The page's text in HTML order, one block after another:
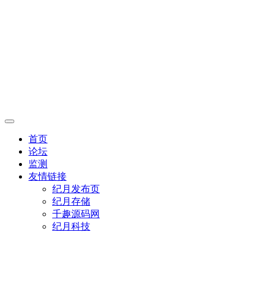
首页
论坛
监测
友情链接
纪月发布页
纪月存储
千趣源码网
纪月科技